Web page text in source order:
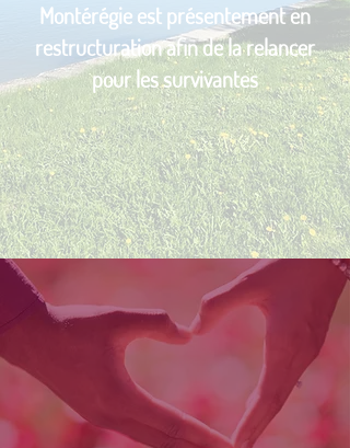
Montérégie est présentement en
restructuration afin de la relancer
pour les survivantes